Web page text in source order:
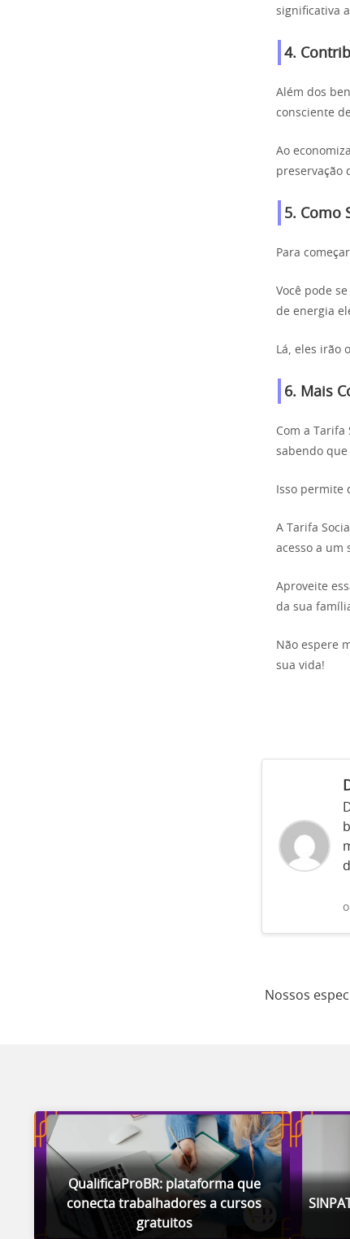
significativa
4.
Além dos
consciente
Ao
preservação
5. Como
Para
Você pode
de energia
Lá, eles
6. Mais
Com a
sabendo que
Isso permite
A Tarifa
acesso a um
Aproveite
da sua
Não espere
sua vida!
Nossos
QualificaProBR: plataforma que
conecta trabalhadores a cursos
gratuitos